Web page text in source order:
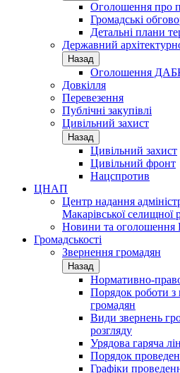
Оголошення про
Громадські
Детальні плани
Державний
Назад
Оголошення
Довкілля
Перевезення
Публічні закупівлі
Цивільний захист
Назад
Цивільний захист
Цивільний фронт
Нацспротив
ЦНАП
Центр надання
Макарівської селищної
Новини та
Громадськості
Звернення громадян
Назад
Нормативно-
Порядок роботи з
громадян
Види звернень
розгляду
Урядова гаряча
Порядок
Графіки